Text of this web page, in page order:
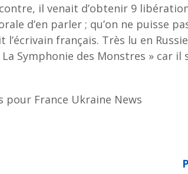
il venait d’obtenir 9
d’en parler ; qu’on ne puisse
l’écrivain français. Très lu en
Symphonie des Monstres » car
pour France Ukraine News